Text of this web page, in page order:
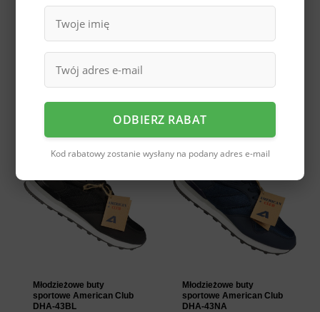
Młodzieżowe buty
Młodzieżowe buty
sportowe American Club
DHA-43BL
Młodzieżowe buty
sportowe American Club
DHA-43NA
ODBIERZ RABAT
Kod rabatowy zostanie wysłany na podany adres e-mail